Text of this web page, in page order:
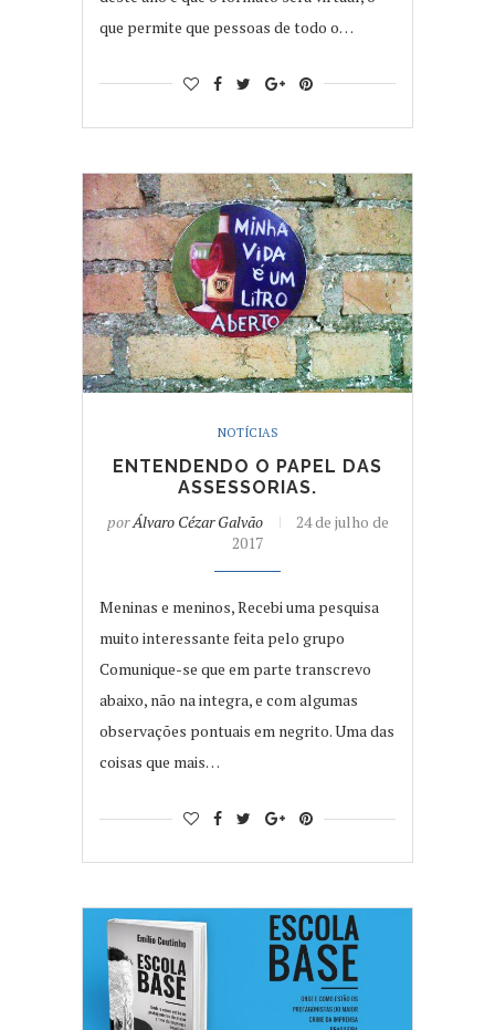
que permite que pessoas de todo o…
NOTÍCIAS
ENTENDENDO O PAPEL DAS
ASSESSORIAS.
porÁlvaro Cézar Galvão
24 de julho de
2017
Meninas e meninos, Recebi uma pesquisa
muito interessante feita pelo grupo
Comunique-se que em parte transcrevo
abaixo, não na integra, e com algumas
observações pontuais em negrito. Uma das
coisas que mais…